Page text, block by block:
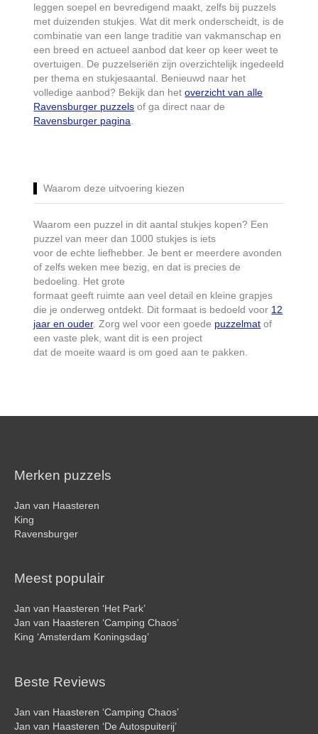
leggen soepel en bevredigend maakt, zelfs bij puzzels
met duizenden stukjes. Wat dit merk onderscheidt, is de
combinatie van een lange traditie van vakmanschap en
een breed en actueel aanbod dat keer op keer weet te
overtuigen. De puzzelseriën zijn overzichtelijk ingedeeld
per thema en stukjesaantal. Benieuwd naar het
volledige aanbod? Bekijk dan hetoverzicht van alle
Ravensburger puzzels of ga direct naar de
Ravensburger pagina.
Waarom deze uitvoering kiezen
Waarom een puzzel in dit aantal stukjes kopen? Een
puzzel van meer dan 1000 stukjes is iets
voor de echte liefhebber. Je bent er meerdere avonden
of zelfs weken mee bezig, en dat is precies de
bedoeling. Het grote
formaat geeft ruimte aan veel detail en kleine grapjes
die je onderweg ontdekt. Dit formaat is bedoeld voor 12
jaar en ouder. Zorg wel voor een goede puzzelmat of
een vaste plek, want dit is een project
dat de moeite waard is om goed aan te pakken.
Merken puzzels
Jan van Haasteren
King
Ravensburger
Meest populair
Jan van Haasteren ‘Het Park’
Jan van Haasteren ‘Camping Chaos’
King ‘Amsterdam Koningsdag’
Beste Reviews
Jan van Haasteren ‘Camping Chaos’
Jan van Haasteren ‘De Autospuiterij’